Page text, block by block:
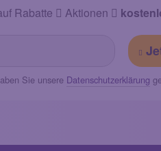
Rabatte Aktionen
Sie unsere Datenschutzerklärung